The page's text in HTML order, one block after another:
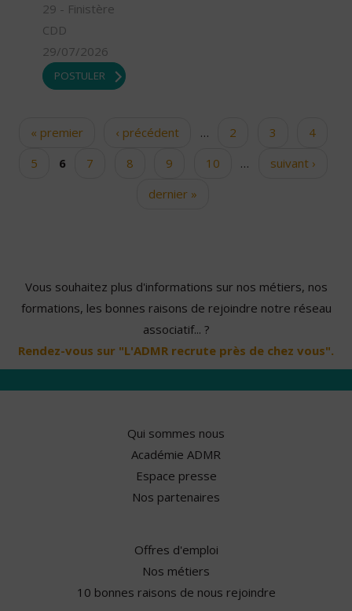
29 - Finistère
CDD
29/07/2026
POSTULER
Pages« premier ‹ précédent … 2 3
4
5
6 7 8 9 10 …
suivant ›
dernier »
Vous souhaitez plus d'informations sur nos métiers, nos
formations, les bonnes raisons de rejoindre notre réseau
associatif... ?
Rendez-vous sur "L'ADMR recrute près de chez vous".
Qui sommes nous
Académie ADMR
Espace presse
Nos partenaires
Offres d'emploi
Nos métiers
10 bonnes raisons de nous rejoindre